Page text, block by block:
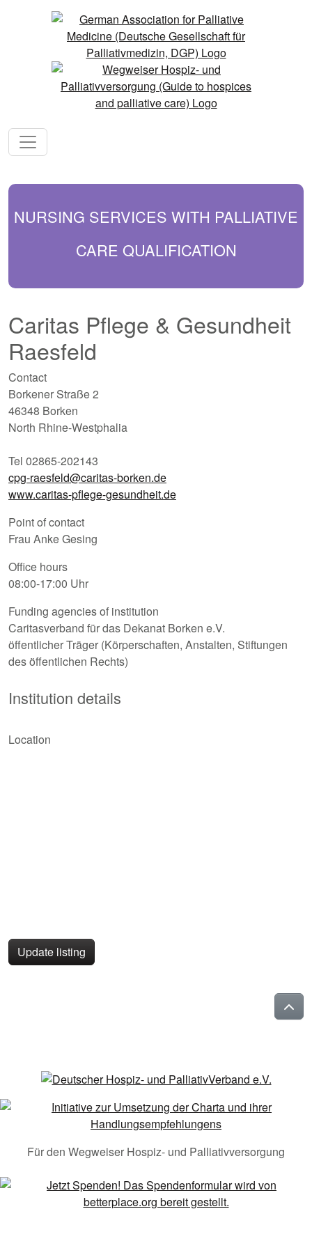
NURSING SERVICES WITH PALLIATIVE
CARE QUALIFICATION
Caritas Pflege & Gesundheit
Raesfeld
Contact
Borkener Straße 2
46348 Borken
North Rhine-Westphalia
Tel 02865-202143
cpg-raesfeld@caritas-borken.de
www.caritas-pflege-gesundheit.de
Point of contact
Frau Anke Gesing
Office hours
08:00-17:00 Uhr
Funding agencies of institution
Caritasverband für das Dekanat Borken e.V.
öffentlicher Träger (Körperschaften, Anstalten, Stiftungen
des öffentlichen Rechts)
Institution details
Location
Update listing
Für den Wegweiser Hospiz- und Palliativversorgung